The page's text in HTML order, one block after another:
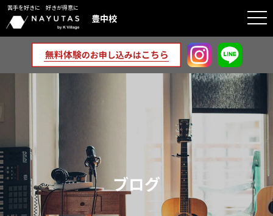
苦手を好きに 好きが得意に
豊中校
ブログ